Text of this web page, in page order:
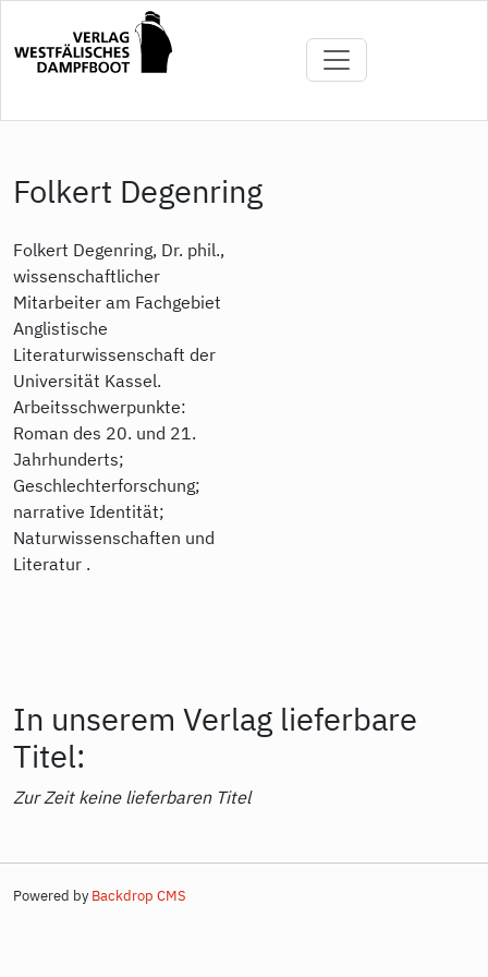
Inhalt
Folkert Degenring
Folkert Degenring, Dr. phil.,
wissenschaftlicher
Mitarbeiter am Fachgebiet
Anglistische
Literaturwissenschaft der
Universität Kassel.
Arbeitsschwerpunkte:
Roman des 20. und 21.
Jahrhunderts;
Geschlechterforschung;
narrative Identität;
Naturwissenschaften und
Literatur .
In unserem Verlag lieferbare
Titel:
Zur Zeit keine lieferbaren Titel
Powered by Backdrop CMS